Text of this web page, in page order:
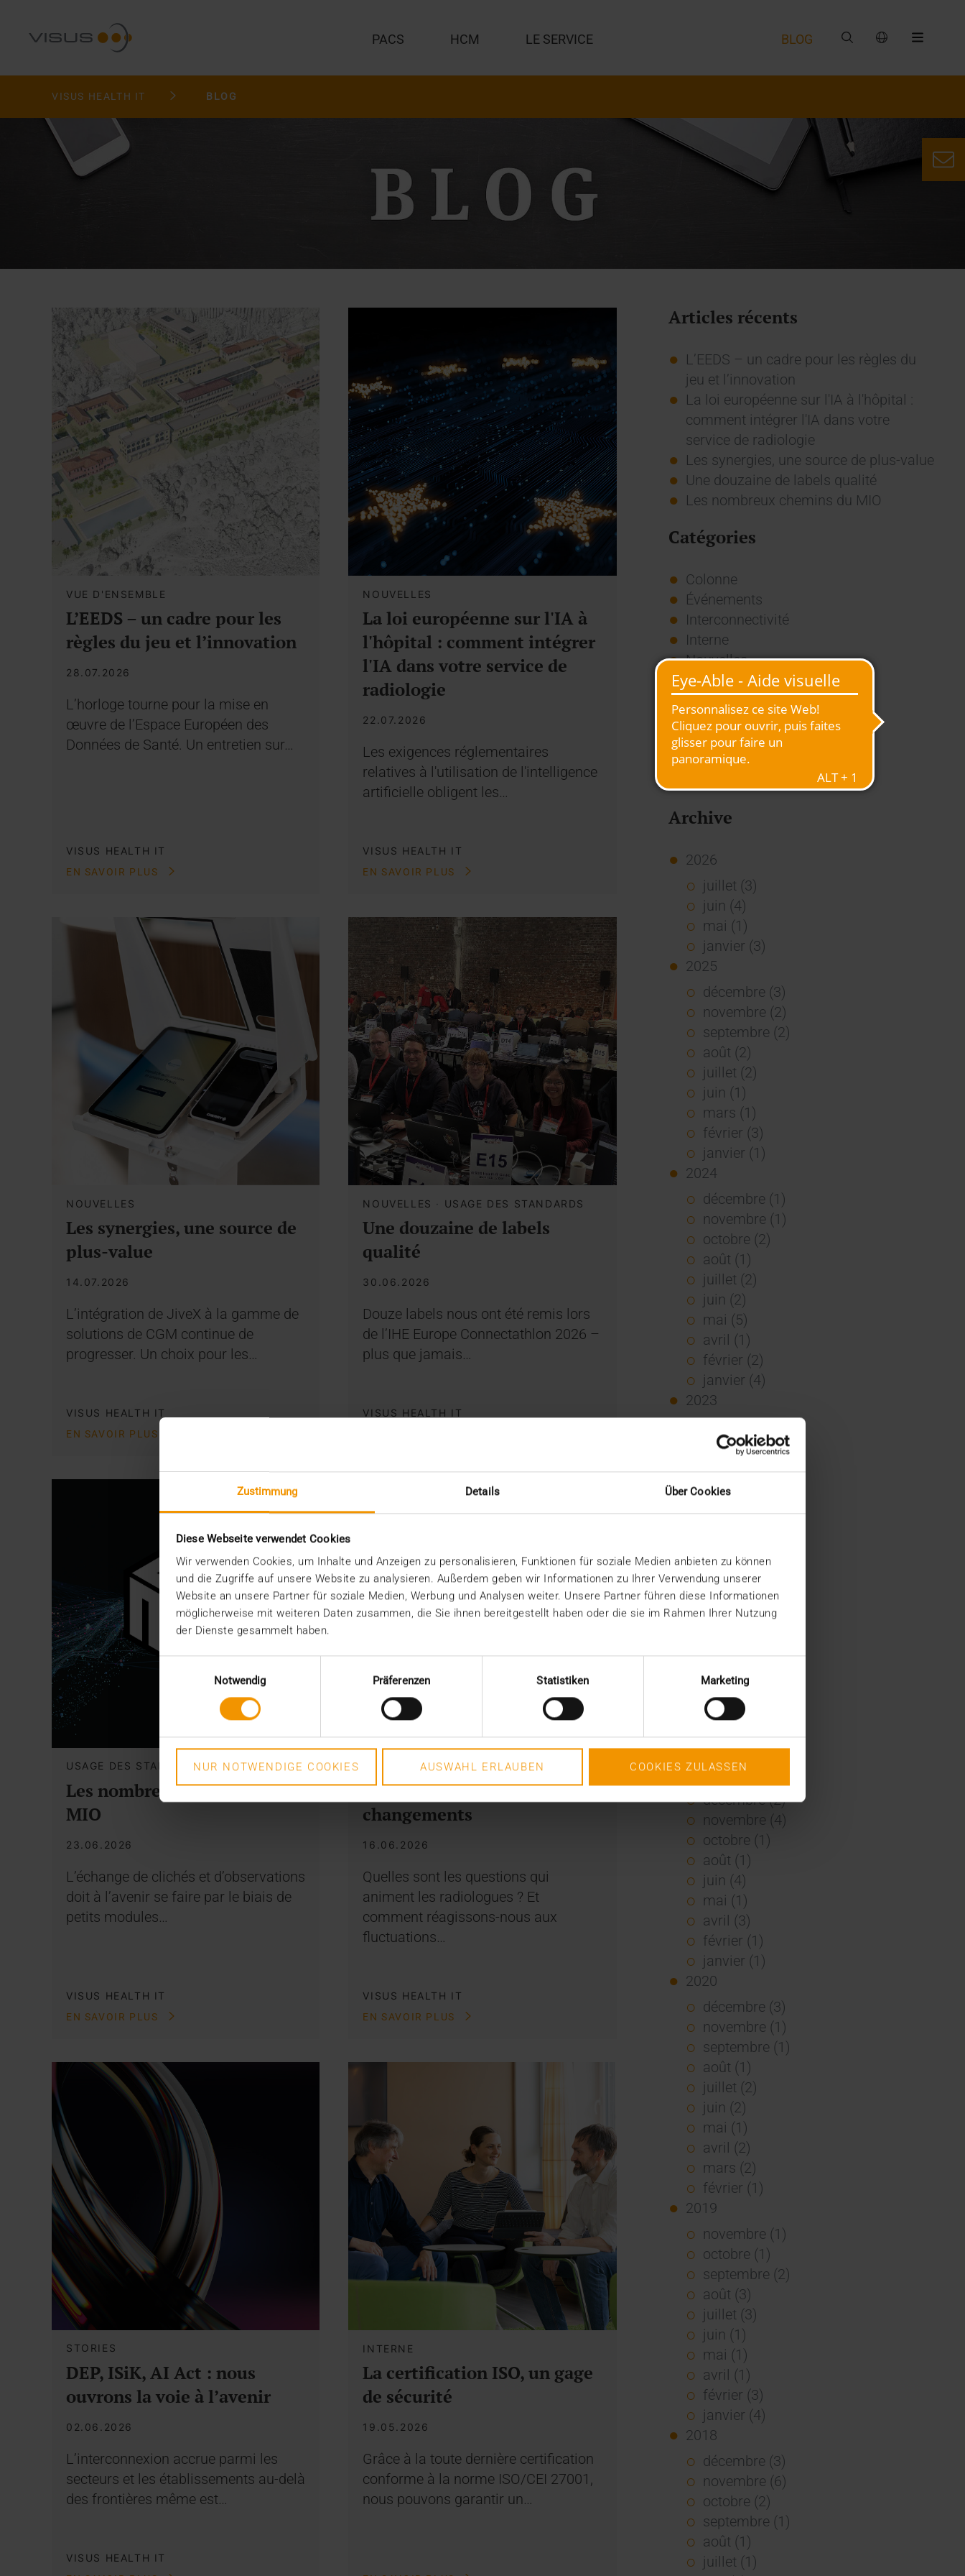
Zustimmung Details Über Cookies
Diese Webseite verwendet Cookies
Wir verwenden Cookies, um Inhalte und Anzeigen zu personalisieren, Funktionen für soziale Medien anbieten zu können
und die Zugriffe auf unsere Website zu analysieren. Außerdem geben wir Informationen zu Ihrer Verwendung unserer
Website an unsere Partner für soziale Medien, Werbung und Analysen weiter. Unsere Partner führen diese Informationen
möglicherweise mit weiteren Daten zusammen, die Sie ihnen bereitgestellt haben oder die sie im Rahmen Ihrer Nutzung
der Dienste gesammelt haben.
Notwendig
Präferenzen Statistiken Marketing
NUR NOTWENDIGE COOKIES AUSWAHL ERLAUBEN COOKIES ZULASSEN
PACS HCM LE SERVICE BLOG
VISUS HEALTH IT BLOG
VUE D'ENSEMBLE
L’EEDS – un cadre pour les
règles du jeu et l’innovation
28.07.2026
L’horloge tourne pour la mise en
œuvre de l’Espace Européen des
Données de Santé. Un entretien sur…
VISUS HEALTH IT
EN SAVOIR PLUS
NOUVELLES
La loi européenne sur l'IA à
l'hôpital : comment intégrer
l'IA dans votre service de
radiologie
22.07.2026
Les exigences réglementaires
relatives à l'utilisation de l'intelligence
artificielle obligent les…
VISUS HEALTH IT
EN SAVOIR PLUS
NOUVELLES
Les synergies, une source de
plus-value
14.07.2026
L’intégration de JiveX à la gamme de
solutions de CGM continue de
progresser. Un choix pour les…
VISUS HEALTH IT
EN SAVOIR PLUS
NOUVELLES · USAGE DES STANDARDS
Une douzaine de labels
qualité
30.06.2026
Douze labels nous ont été remis lors
de l’IHE Europe Connectathlon 2026 –
plus que jamais…
VISUS HEALTH IT
USAGE DES STANDARDS
Les nombreux chemins du
MIO
23.06.2026
L’échange de clichés et d’observations
doit à l’avenir se faire par le biais de
petits modules…
VISUS HEALTH IT
EN SAVOIR PLUS
Rester solides, malgré les
changements
16.06.2026
Quelles sont les questions qui
animent les radiologues ? Et
comment réagissons-nous aux
fluctuations…
VISUS HEALTH IT
EN SAVOIR PLUS
STORIES
DEP, ISiK, AI Act : nous
ouvrons la voie à l’avenir
02.06.2026
L’interconnexion accrue parmi les
secteurs et les établissements au-delà
des frontières même est…
VISUS HEALTH IT
INTERNE
La certification ISO, un gage
de sécurité
19.05.2026
Grâce à la toute dernière certification
conforme à la norme ISO/CEI 27001,
nous pouvons garantir un…
Articles récents
L’EEDS – un cadre pour les règles du
jeu et l’innovation
La loi européenne sur l'IA à l'hôpital :
comment intégrer l'IA dans votre
service de radiologie
Les synergies, une source de plus-value
Une douzaine de labels qualité
Les nombreux chemins du MIO
Catégories
Colonne
Événements
Interconnectivité
Interne
Nouvelles
Presse
Rapport
RSE
Stories
Usage des Standards
Archive
2026
juillet (3)
juin (4)
mai (1)
janvier (3)
2025
décembre (3)
novembre (2)
septembre (2)
août (2)
juillet (2)
juin (1)
mars (1)
février (3)
janvier (1)
2024
décembre (1)
novembre (1)
octobre (2)
août (1)
juillet (2)
juin (2)
mai (5)
avril (1)
février (2)
janvier (4)
2023
novembre (5)
août (1)
mars (1)
février (1)
janvier (2)
décembre (2)
novembre (1)
juin (1)
mai (5)
février (1)
janvier (3)
2021
décembre (2)
novembre (4)
octobre (1)
août (1)
juin (4)
mai (1)
avril (3)
février (1)
janvier (1)
2020
décembre (3)
novembre (1)
septembre (1)
août (1)
juillet (2)
juin (2)
mai (1)
avril (2)
mars (2)
février (1)
2019
novembre (1)
octobre (1)
septembre (2)
août (3)
juillet (3)
juin (1)
mai (1)
avril (1)
février (3)
janvier (4)
2018
décembre (3)
novembre (6)
octobre (2)
septembre (1)
août (1)
juillet (1)